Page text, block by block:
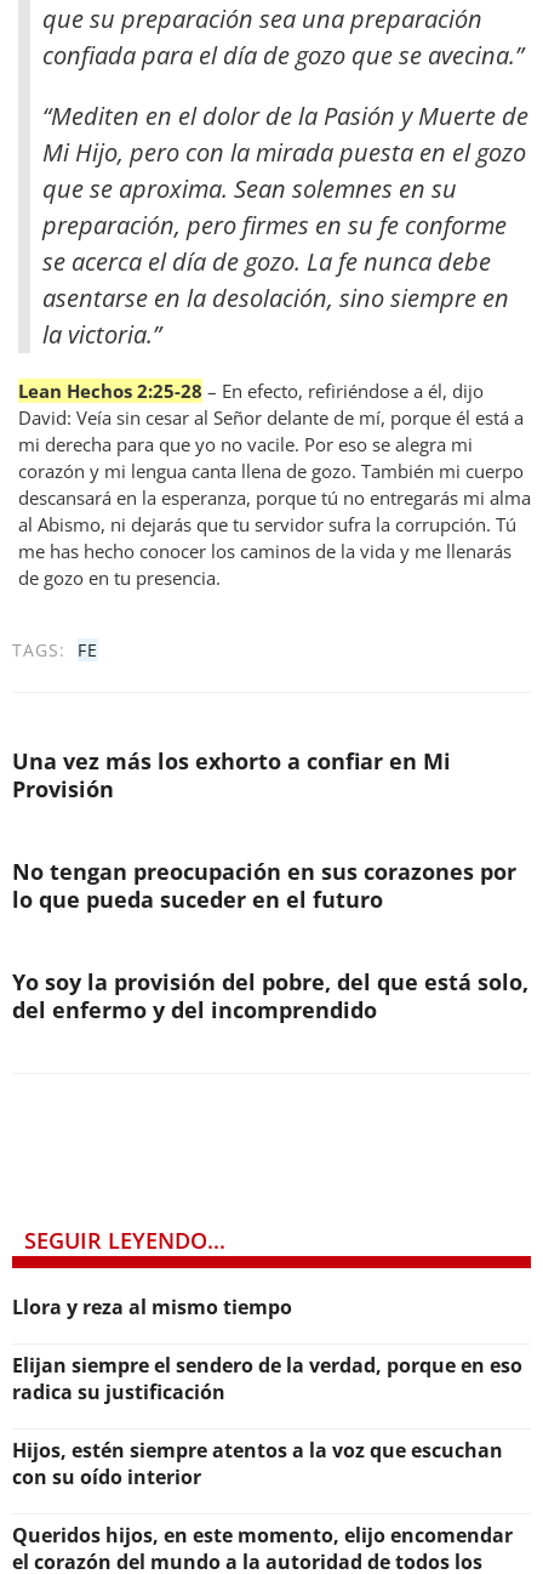
que su preparación sea una preparación
confiada para el día de gozo que se avecina.”
“Mediten en el dolor de la Pasión y Muerte de
Mi Hijo, pero con la mirada puesta en el gozo
que se aproxima. Sean solemnes en su
preparación, pero firmes en su fe conforme
se acerca el día de gozo. La fe nunca debe
asentarse en la desolación, sino siempre en
la victoria.”
Lean Hechos 2:25-28 – En efecto, refiriéndose a él, dijo
David: Veía sin cesar al Señor delante de mí, porque él está a
mi derecha para que yo no vacile. Por eso se alegra mi
corazón y mi lengua canta llena de gozo. También mi cuerpo
descansará en la esperanza, porque tú no entregarás mi alma
al Abismo, ni dejarás que tu servidor sufra la corrupción. Tú
me has hecho conocer los caminos de la vida y me llenarás
de gozo en tu presencia.
TAGS: FE
Una vez más los exhorto a confiar en Mi
Provisión
No tengan preocupación en sus corazones por
lo que pueda suceder en el futuro
Yo soy la provisión del pobre, del que está solo,
del enfermo y del incomprendido
SEGUIR LEYENDO...
Llora y reza al mismo tiempo
Elijan siempre el sendero de la verdad, porque en eso
radica su justificación
Hijos, estén siempre atentos a la voz que escuchan
con su oído interior
Queridos hijos, en este momento, elijo encomendar
el corazón del mundo a la autoridad de todos los